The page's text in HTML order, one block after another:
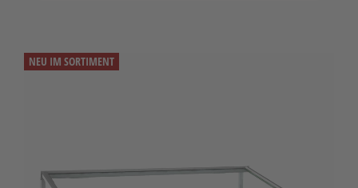
NEU IM SORTIMENT